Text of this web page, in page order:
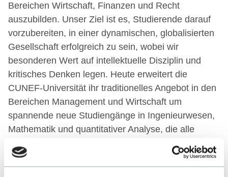
Bereichen Wirtschaft, Finanzen und Recht
auszubilden. Unser Ziel ist es, Studierende darauf
vorzubereiten, in einer dynamischen, globalisierten
Gesellschaft erfolgreich zu sein, wobei wir
besonderen Wert auf intellektuelle Disziplin und
kritisches Denken legen. Heute erweitert die
CUNEF-Universität ihr traditionelles Angebot in den
Bereichen Management und Wirtschaft um
spannende neue Studiengänge in Ingenieurwesen,
Mathematik und quantitativer Analyse, die alle
darauf ausgerichtet sind, den sich wandelnden
Anforderungen der modernen Arbeitswelt gerecht
zu werden.